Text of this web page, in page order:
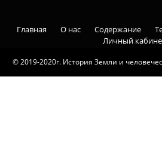
© 2019-2020г. История Земли и
Главная О нас Содержание
Личный